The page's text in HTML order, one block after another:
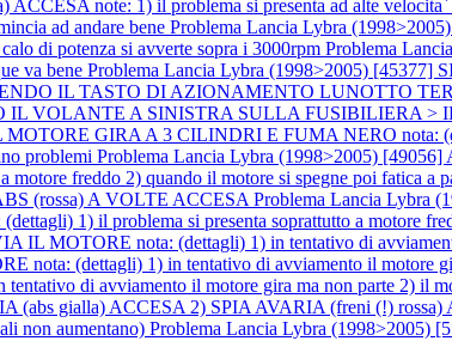
note: 1) il problema si presenta ad alte velocita`
ad andare bene Problema Lancia Lybra
di potenza si avverte sopra i 3000rpm Problema
va bene Problema Lancia Lybra (1998>2005)
IL TASTO DI AZIONAMENTO LUNOTTO
IL VOLANTE A SINISTRA SULLA FUSIBILIERA
GIRA A 3 CILINDRI E FUMA NERO nota:
problemi Problema Lancia Lybra (1998>2005)
freddo 2) quando il motore si spegne poi fatica a
(rossa) A VOLTE ACCESA Problema Lancia Lybra
1) il problema si presenta soprattutto a motore
IL MOTORE nota: (dettagli) 1) in tentativo di
(dettagli) 1) in tentativo di avviamento il motore
di avviamento il motore gira ma non parte 2) il
(abs gialla) ACCESA 2) SPIA AVARIA (freni (!)
non aumentano) Problema Lancia Lybra (1998>2005)